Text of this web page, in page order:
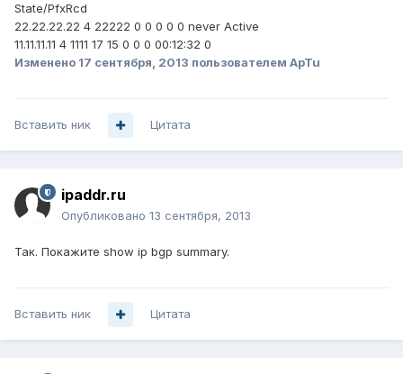
State/PfxRcd
22.22.22.22 4 22222 0 0 0 0 0 never Active
11.11.11.11 4 1111 17 15 0 0 0 00:12:32 0
Изменено 17 сентября, 2013 пользователем ApTu
Вставить ник Цитата
ipaddr.ru
Опубликовано 13 сентября, 2013
Так. Покажите show ip bgp summary.
Вставить ник Цитата